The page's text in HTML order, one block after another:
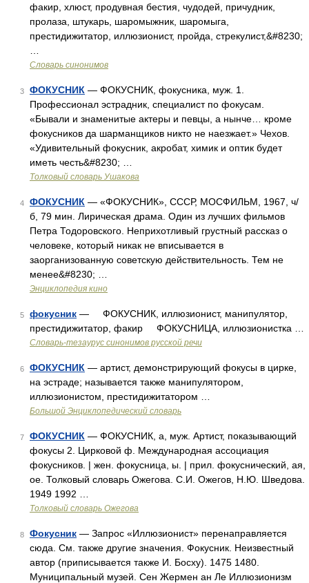
факир, хлюст, продувная бестия, чудодей, причудник,
пролаза, штукарь, шаромыжник, шаромыга,
престидижитатор, иллюзионист, пройда, стрекулист,&#8230;
Словарь синонимов
3 ФОКУСНИК — ФОКУСНИК, фокусника, муж. 1.
Профессионал эстрадник, специалист по фокусам.
«Бывали и знаменитые актеры и певцы, а нынче… кроме
фокусников да шарманщиков никто не наезжает.» Чехов.
«Удивительный фокусник, акробат, химик и оптик будет
иметь честь&#8230; …
Толковый словарь Ушакова
4 ФОКУСНИК — «ФОКУСНИК», СССР, МОСФИЛЬМ, 1967, ч/
б, 79 мин. Лирическая драма. Один из лучших фильмов
Петра Тодоровского. Неприхотливый грустный рассказ о
человеке, который никак не вписывается в
заорганизованную советскую действительность. Тем не
менее&#8230; …
Энциклопедия кино
5 фокусник — ФОКУСНИК, иллюзионист, манипулятор,
престидижитатор, факир ФОКУСНИЦА, иллюзионистка …
Словарь-тезаурус синонимов русской речи
6 ФОКУСНИК — артист, демонстрирующий фокусы в цирке,
на эстраде; называется также манипулятором,
иллюзионистом, престидижитатором …
Большой Энциклопедический словарь
7 ФОКУСНИК — ФОКУСНИК, а, муж. Артист, показывающий
фокусы 2. Цирковой ф. Международная ассоциация
фокусников. | жен. фокусница, ы. | прил. фокуснический, ая,
ое. Толковый словарь Ожегова. С.И. Ожегов, Н.Ю. Шведова.
1949 1992 …
Толковый словарь Ожегова
8 Фокусник — Запрос «Иллюзионист» перенаправляется
сюда. Cм. также другие значения. Фокусник. Неизвестный
автор (приписывается также И. Босху). 1475 1480.
Муниципальный музей. Сен Жермен ан Ле Иллюзионизм